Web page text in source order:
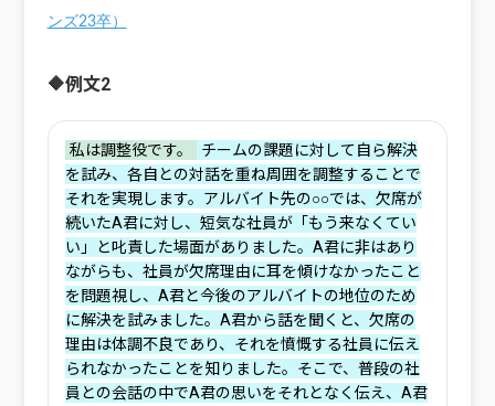
ンズ23卒）
🔶例文2
‌私は調整役です。
‌チームの課題に対して自ら解決
を試み、各自との対話を重ね周囲を調整することで
それを実現します。アルバイト先の○○では、欠席が
続いたA君に対し、短気な社員が「もう来なくてい
い」と叱責した場面がありました。A君に非はあり
ながらも、社員が欠席理由に耳を傾けなかったこと
を問題視し、A君と今後のアルバイトの地位のため
に解決を試みました。A君から話を聞くと、欠席の
理由は体調不良であり、それを憤慨する社員に伝え
られなかったことを知りました。そこで、普段の社
員との会話の中でA君の思いをそれとなく伝え、A君